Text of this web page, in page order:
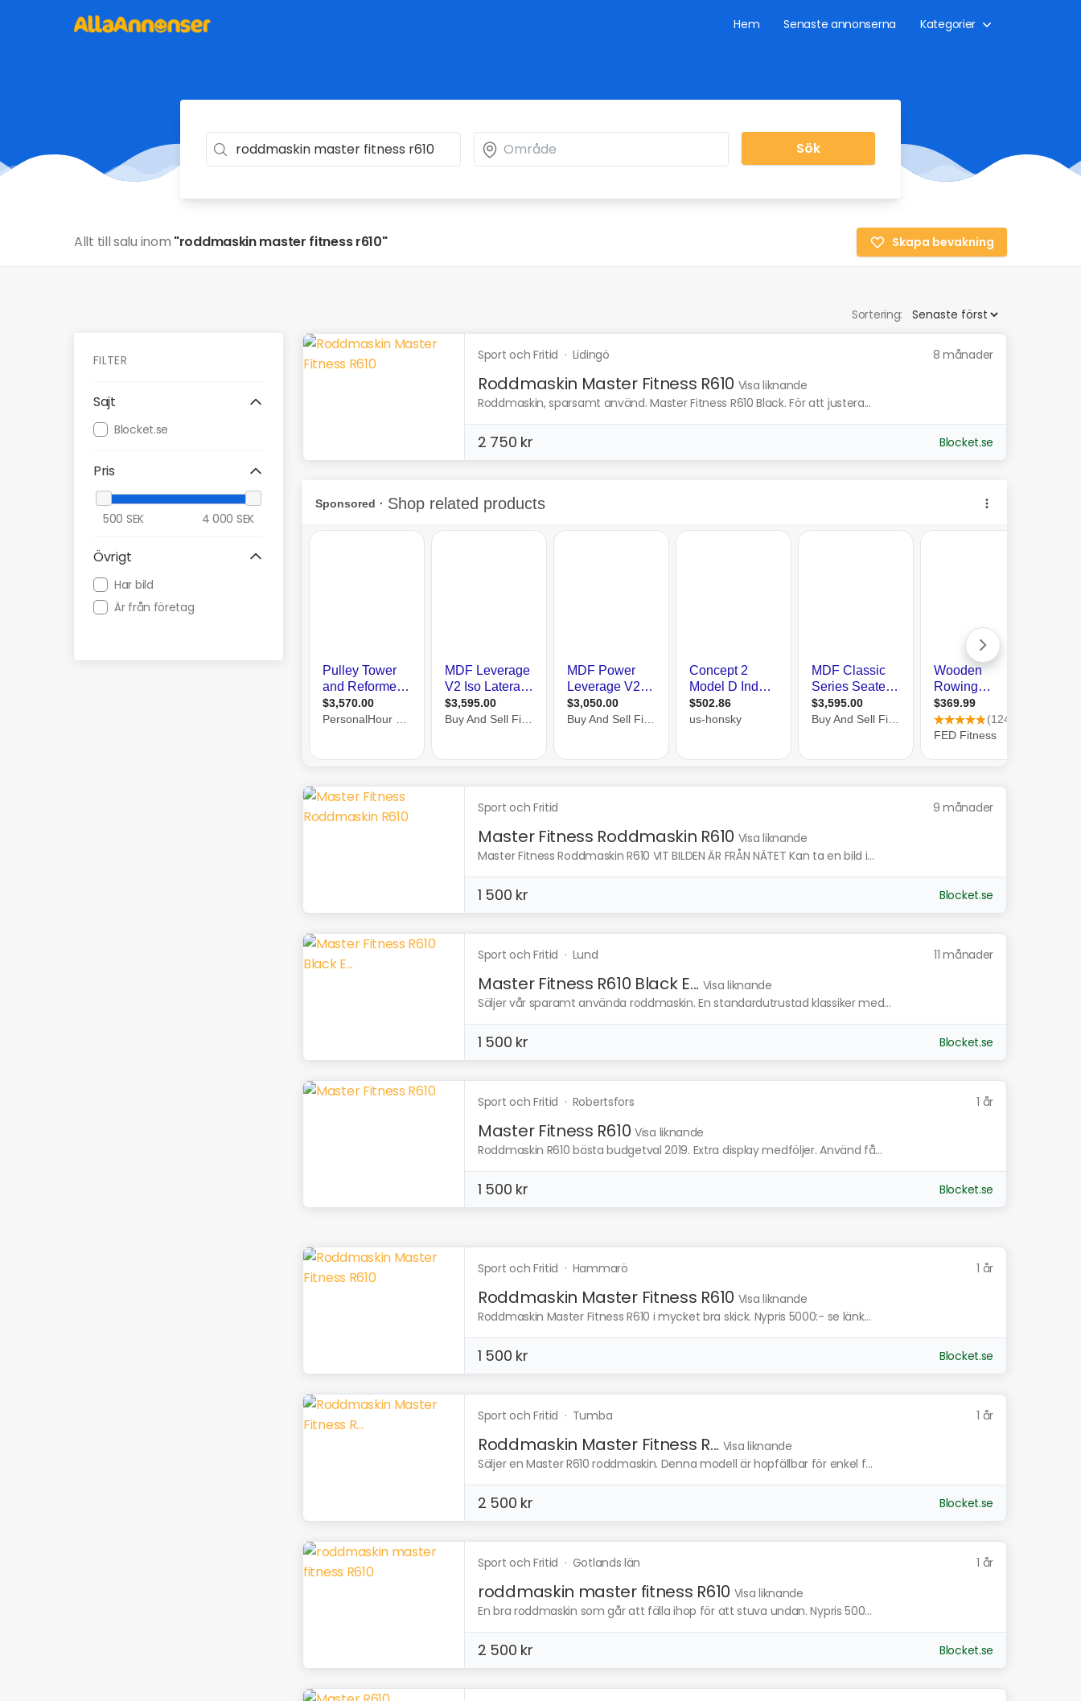
Hem Senaste annonserna Kategorier
Sök
Allt till salu inom "roddmaskin master fitness r610" Skapa bevakning
Sortering:
FILTER
Sajt
Blocket.se
Pris
500 SEK 4 000 SEK
Övrigt
Har bild
Är från företag
Sport och Fritid · Lidingö 8 månader
Roddmaskin Master Fitness R610 Visa liknande
Roddmaskin, sparsamt använd. Master Fitness R610 Black. För att justera...
2 750 kr Blocket.se
Sport och Fritid 9 månader
Master Fitness Roddmaskin R610 Visa liknande
Master Fitness Roddmaskin R610 VIT BILDEN ÄR FRÅN NÄTET Kan ta en bild i...
1 500 kr Blocket.se
Sport och Fritid · Lund 11 månader
Master Fitness R610 Black E... Visa liknande
Säljer vår sparamt använda roddmaskin. En standardutrustad klassiker med...
1 500 kr Blocket.se
Sport och Fritid · Robertsfors 1 år
Master Fitness R610 Visa liknande
Roddmaskin R610 bästa budgetval 2019. Extra display medföljer. Använd få...
1 500 kr Blocket.se
Sport och Fritid · Hammarö 1 år
Roddmaskin Master Fitness R610 Visa liknande
Roddmaskin Master Fitness R610 i mycket bra skick. Nypris 5000:- se länk...
1 500 kr Blocket.se
Sport och Fritid · Tumba 1 år
Roddmaskin Master Fitness R... Visa liknande
Säljer en Master R610 roddmaskin. Denna modell är hopfällbar för enkel f...
2 500 kr Blocket.se
Sport och Fritid · Gotlands län 1 år
roddmaskin master fitness R610 Visa liknande
En bra roddmaskin som går att fälla ihop för att stuva undan. Nypris 500...
2 500 kr Blocket.se